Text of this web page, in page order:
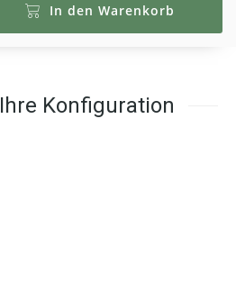
In den Warenkorb
Ihre Konfiguration